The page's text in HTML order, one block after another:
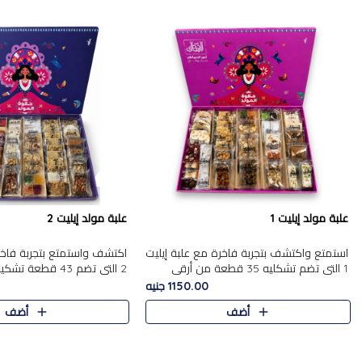
علبة مولد إيليت 1
استمتع واكتشف بتجربة فاخرة مع علبة إيليت
1 التي تضم تشكليه 35 قطعة من أرقى
حلويات المولد المصري الأصيلة ,معروضة
بشكل جميل في علبة أنيقة ، في..
1150.00 جنيه
أضف
علبة مولد إيليت 2
اكتشف واستمتع بتجربة
2 التي تضم 43
حلويات المولد الشرقية
,معروضة بشكل جميل في
أضف